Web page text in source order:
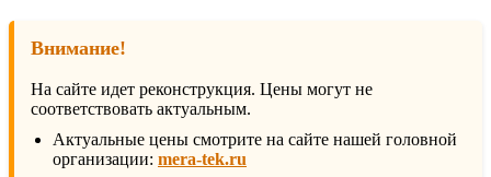
Внимание!
На сайте идет реконструкция. Цены могут не
соответствовать актуальным.
Актуальные цены смотрите на сайте нашей головной
организации: mera-tek.ru